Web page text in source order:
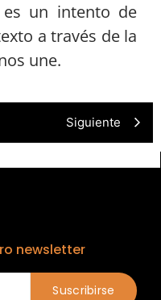
un intento de
a través de la
une.
Siguiente
newsletter
Suscribirse